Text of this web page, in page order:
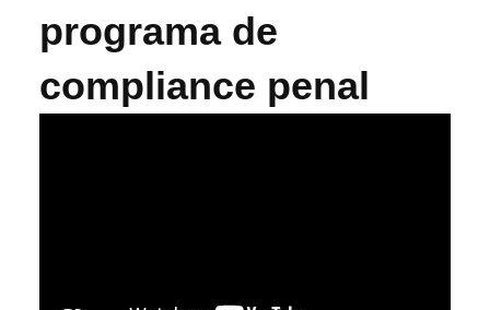
programa de
compliance penal